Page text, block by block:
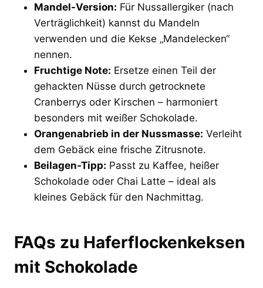
Mandel-Version: Für Nussallergiker (nach
Verträglichkeit) kannst du Mandeln
verwenden und die Kekse „Mandelecken“
nennen.
Fruchtige Note: Ersetze einen Teil der
gehackten Nüsse durch getrocknete
Cranberrys oder Kirschen – harmoniert
besonders mit weißer Schokolade.
Orangenabrieb in der Nussmasse: Verleiht
dem Gebäck eine frische Zitrusnote.
Beilagen-Tipp: Passt zu Kaffee, heißer
Schokolade oder Chai Latte – ideal als
kleines Gebäck für den Nachmittag.
FAQs zu Haferflockenkeksen
mit Schokolade